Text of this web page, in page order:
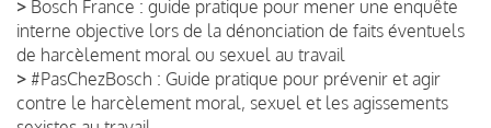
> Bosch France : guide pratique pour mener une enquête
interne objective lors de la dénonciation de faits éventuels
de harcèlement moral ou sexuel au travail
> #PasChezBosch : Guide pratique pour prévenir et agir
contre le harcèlement moral, sexuel et les agissements